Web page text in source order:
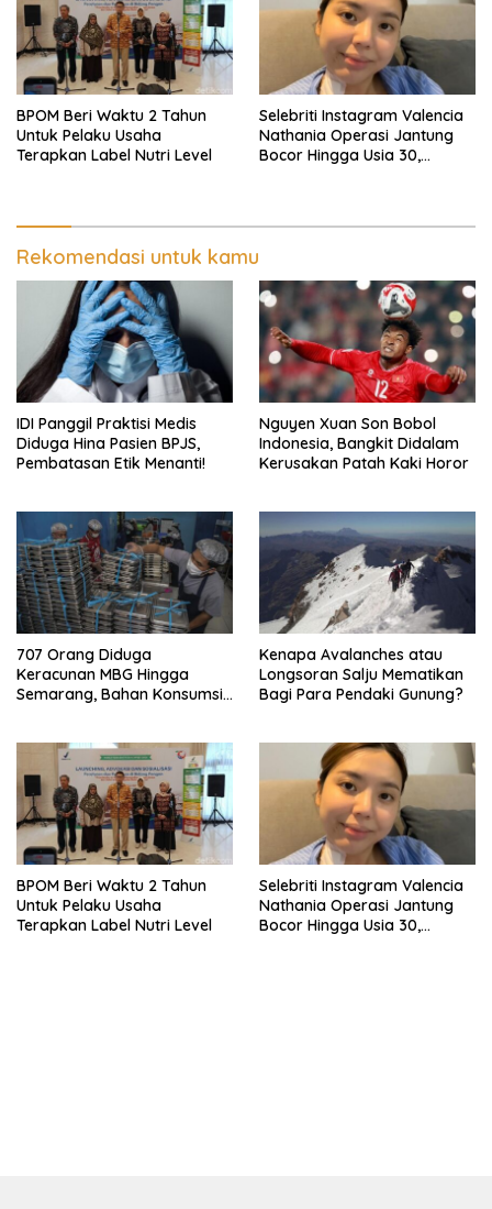
BPOM Beri Waktu 2 Tahun
Untuk Pelaku Usaha
Terapkan Label Nutri Level
Selebriti Instagram Valencia
Nathania Operasi Jantung
Bocor Hingga Usia 30,
Rekomendasi untuk kamu
IDI Panggil Praktisi Medis
Diduga Hina Pasien BPJS,
Pembatasan Etik Menanti!
Nguyen Xuan Son Bobol
Indonesia, Bangkit Didalam
Kerusakan Patah Kaki Horor
707 Orang Diduga
Keracunan MBG Hingga
Semarang, Bahan Konsumsi
Kenapa Avalanches atau
Longsoran Salju Mematikan
Bagi Para Pendaki Gunung?
BPOM Beri Waktu 2 Tahun
Untuk Pelaku Usaha
Terapkan Label Nutri Level
Selebriti Instagram Valencia
Nathania Operasi Jantung
Bocor Hingga Usia 30,